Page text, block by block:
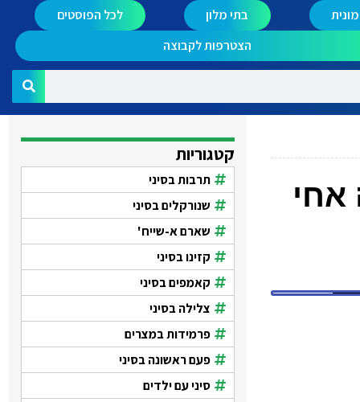
בתי מלון
לכל הפוסטים
הצטרפות לקבוצה
קטגוריות
תרבות בסיני
שנורקלים בסיני
שארם א-שייח'
קזינו בסיני
קאמפים בסיני
צלילה בסיני
פרמידות במצרים
פעם ראשונה בסיני
סיני עם ילדים